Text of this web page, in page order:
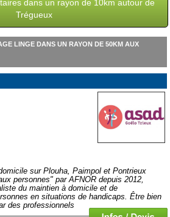
dans un rayon de 10km autour de
Trégueux
LINGE DANS UN RAYON DE 50KM AUX
sur Plouha, Paimpol et Pontrieux
personnes" par AFNOR depuis 2012,
du maintien à domicile et de
en situations de handicaps. Être bien
des professionnels